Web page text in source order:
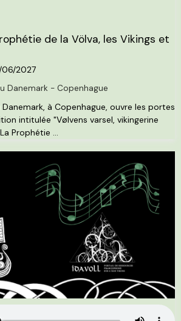
de la Völva, les Vikings et
06/2027
Danemark - Copenhague
à Copenhague, ouvre les portes
intitulée "Vølvens varsel, vikingerine
Prophétie ...